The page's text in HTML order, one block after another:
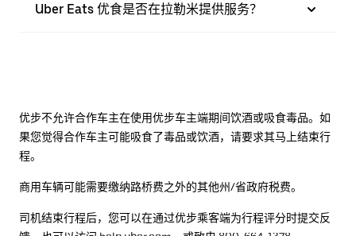
Uber Eats 优食是否在拉勒米提供服务？
优步不允许合作车主在使用优步车主端期间饮酒或吸食毒品。如
果您觉得合作车主可能吸食了毒品或饮酒，请要求其马上结束行
程。
商用车辆可能需要缴纳路桥费之外的其他州/省政府税费。
司机结束行程后，您可以在通过优步乘客端为行程评分时提交反